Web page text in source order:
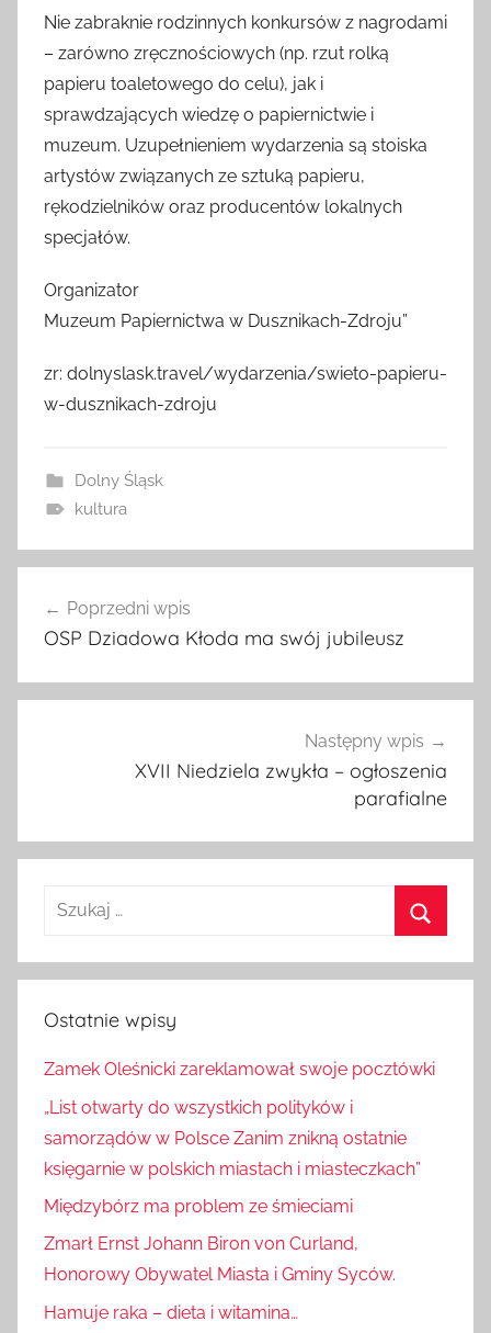
Nie zabraknie rodzinnych konkursów z nagrodami
– zarówno zręcznościowych (np. rzut rolką
papieru toaletowego do celu), jak i
sprawdzających wiedzę o papiernictwie i
muzeum. Uzupełnieniem wydarzenia są stoiska
artystów związanych ze sztuką papieru,
rękodzielników oraz producentów lokalnych
specjałów.
Organizator
Muzeum Papiernictwa w Dusznikach-Zdroju”
zr: dolnyslask.travel/wydarzenia/swieto-papieru-
w-dusznikach-zdroju
Dolny Śląsk
kultura
Nawigacja
wpisu
Poprzedni wpis
OSP Dziadowa Kłoda ma swój jubileusz
Następny wpis
XVII Niedziela zwykła – ogłoszenia
parafialne
Szukaj:
Ostatnie wpisy
Zamek Oleśnicki zareklamował swoje pocztówki
„List otwarty do wszystkich polityków i
samorządów w Polsce Zanim znikną ostatnie
księgarnie w polskich miastach i miasteczkach”
Międzybórz ma problem ze śmieciami
Zmarł Ernst Johann Biron von Curland,
Honorowy Obywatel Miasta i Gminy Syców.
Hamuje raka – dieta i witamina…